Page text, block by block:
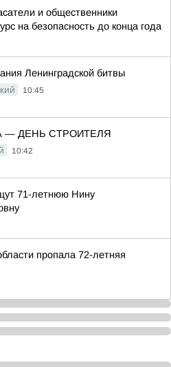
и общественники
на безопасность до конца года
Ленинградской битвы
10:45
— ДЕНЬ СТРОИТЕЛЯ
10:42
71-летнюю Нину
пропала 72-летняя